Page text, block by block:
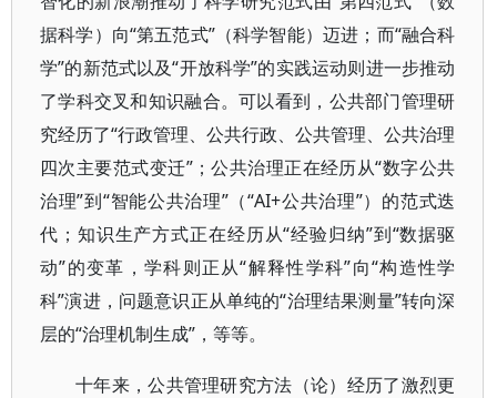
据科学）向“第五范式”（科学智能）迈进；而“融合科
学”的新范式以及“开放科学”的实践运动则进一步推动
了学科交叉和知识融合。可以看到，公共部门管理研
究经历了“行政管理、公共行政、公共管理、公共治理
四次主要范式变迁”；公共治理正在经历从“数字公共
治理”到“智能公共治理”（“AI+公共治理”）的范式迭
代；知识生产方式正在经历从“经验归纳”到“数据驱
动”的变革，学科则正从“解释性学科”向“构造性学
科”演进，问题意识正从单纯的“治理结果测量”转向深
层的“治理机制生成”，等等。
十年来，公共管理研究方法（论）经历了激烈更